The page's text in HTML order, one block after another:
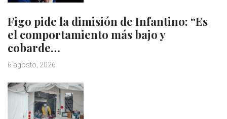
Figo pide la dimisión de Infantino: “Es
el comportamiento más bajo y
cobarde…
6 agosto, 2026